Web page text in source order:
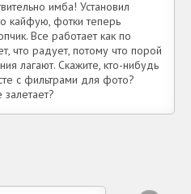
имба! Установил
кайфую, фотки теперь
Все работает как по
что радует, потому что порой
лагают. Скажите, кто-нибудь
с фильтрами для фото?